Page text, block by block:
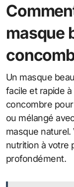
masque
Un masque
facile et rapide
concombre
ou mélangé
masque
nutrition à votre
profondément.